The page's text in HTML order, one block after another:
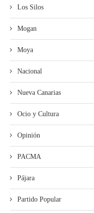
Los Silos
Mogan
Moya
Nacional
Nueva Canarias
Ocio y Cultura
Opinión
PACMA
Pájara
Partido Popular